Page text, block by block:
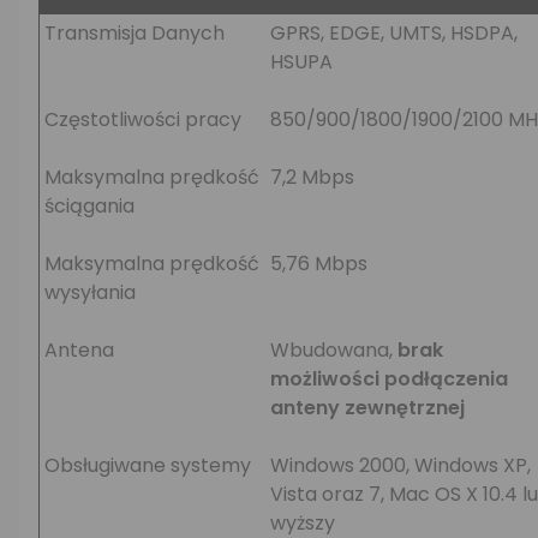
Transmisja Danych
GPRS, EDGE, UMTS, HSDPA,
HSUPA
Częstotliwości pracy 850/900/1800/1900/2100
Maksymalna prędkość
ściągania
7,2 Mbps
Maksymalna prędkość
wysyłania
5,76 Mbps
Antena Wbudowana, brak
możliwości podłączenia
anteny zewnętrznej
Obsługiwane systemy
Windows 2000, Windows XP,
Vista oraz 7, Mac OS X 10.4
wyższy